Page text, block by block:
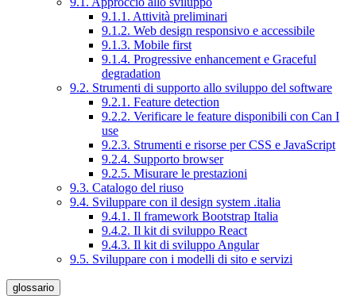
9.1.1. Attività preliminari
9.1.2. Web design responsivo e accessibile
9.1.3. Mobile first
9.1.4. Progressive enhancement e Graceful
degradation
9.2. Strumenti di supporto allo sviluppo del software
9.2.1. Feature detection
9.2.2. Verificare le feature disponibili con Can I
use
9.2.3. Strumenti e risorse per CSS e JavaScript
9.2.4. Supporto browser
9.2.5. Misurare le prestazioni
9.3. Catalogo del riuso
9.4. Sviluppare con il design system .italia
9.4.1. Il framework Bootstrap Italia
9.4.2. Il kit di sviluppo React
9.4.3. Il kit di sviluppo Angular
9.5. Sviluppare con i modelli di sito e servizi
glossario